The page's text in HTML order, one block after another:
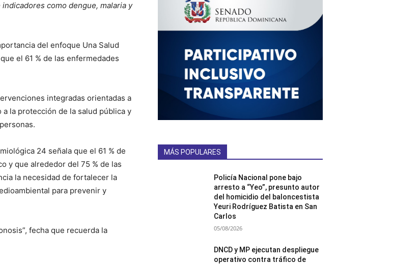
como dengue, malaria y
del enfoque Una Salud
el 61 % de las enfermedades
integradas orientadas a
la protección de la salud pública y
24 señala que el 61 % de
y que alrededor del 75 % de las
la necesidad de fortalecer la
para prevenir y
fecha que recuerda la
MÁS POPULARES
Policía Nacional pone bajo
arresto a “Yeo”, presunto autor
del homicidio del baloncestista
Yeuri Rodríguez Batista en San
Carlos
05/08/2026
DNCD y MP ejecutan despliegue
operativo contra tráfico de